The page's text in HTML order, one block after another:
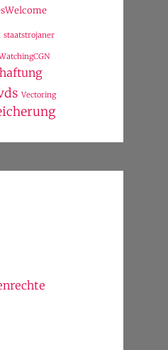
staatstrojaner
Vectoring